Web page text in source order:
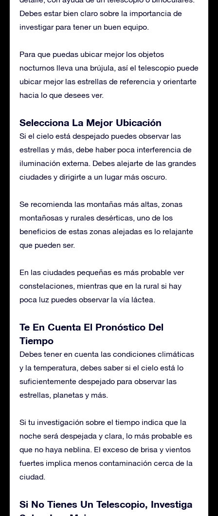
Debes estar bien claro sobre la importancia de
investigar para tener un buen equipo.
Para que puedas ubicar mejor los objetos
nocturnos lleva una brújula, así el telescopio puede
ubicar mejor las estrellas de referencia y orientarte
hacia lo que desees ver.
Selecciona La Mejor Ubicación
Si el cielo está despejado puedes observar las
estrellas y más, debe haber poca interferencia de
iluminación externa. Debes alejarte de las grandes
ciudades y dirigirte a un lugar más oscuro.
Se recomienda las montañas más altas, zonas
montañosas y rurales desérticas, uno de los
beneficios de estas zonas alejadas es lo relajante
que pueden ser.
En las ciudades pequeñas es más probable ver
constelaciones, mientras que en la rural si hay
poca luz puedes observar la vía láctea.
Te En Cuenta El Pronóstico Del
Tiempo
Debes tener en cuenta las condiciones climáticas
y la temperatura, debes saber si el cielo está lo
suficientemente despejado para observar las
estrellas, planetas y más.
Si tu investigación sobre el tiempo indica que la
noche será despejada y clara, lo más probable es
que no haya neblina. El exceso de brisa y vientos
fuertes implica menos contaminación cerca de la
ciudad.
Si No Tienes Un Telescopio, Investiga